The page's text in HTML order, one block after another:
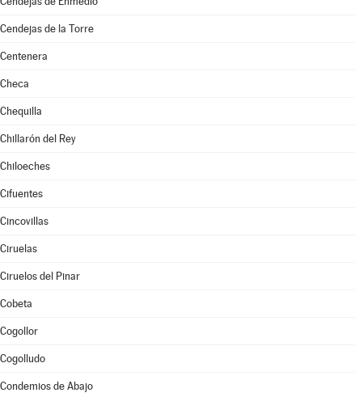
Cendejas de la Torre
Centenera
Checa
Chequilla
Chillarón del Rey
Chiloeches
Cifuentes
Cincovillas
Ciruelas
Ciruelos del Pinar
Cobeta
Cogollor
Cogolludo
Condemios de Abajo